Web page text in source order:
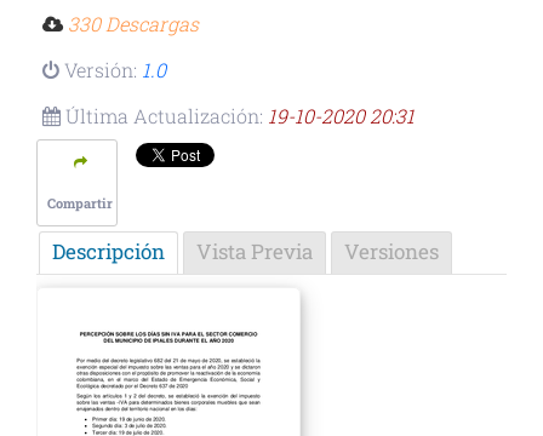
330 Descargas
Versión: 1.0
Última Actualización: 19-10-2020 20:31
Compartir
Descripción Vista Previa Versiones